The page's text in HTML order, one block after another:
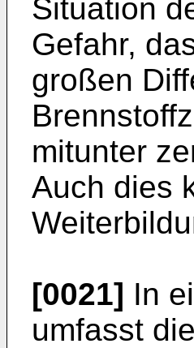
Situation
Gefahr,
großen
mitunter
Auch dies
[0021] In
umfasst